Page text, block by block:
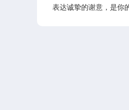
表达诚挚的谢意，是你